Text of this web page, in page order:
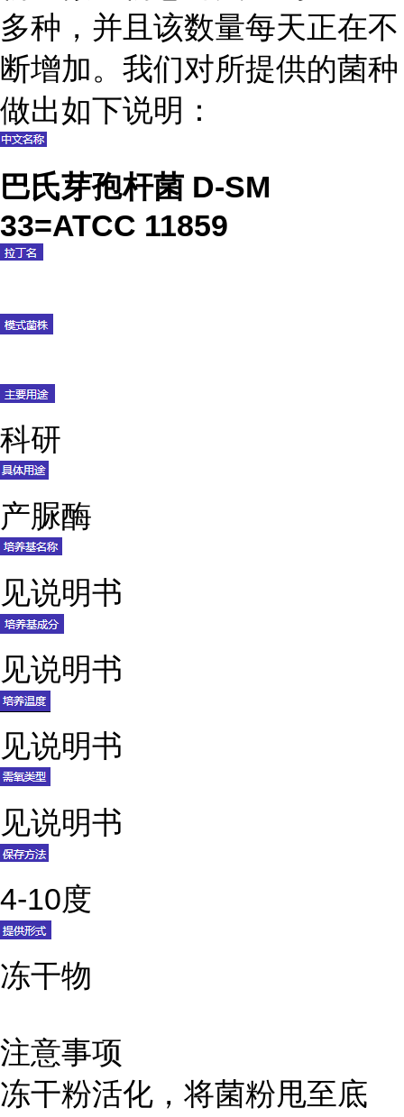
多种，并且该数量每天正在不
断增加。我们对所提供的菌种
做出如下说明：
巴氏芽孢杆菌 D-SM
33=ATCC 11859
科研
产脲酶
见说明书
见说明书
见说明书
见说明书
4-10度
冻干物
注意事项
冻干粉活化，将菌粉甩至底